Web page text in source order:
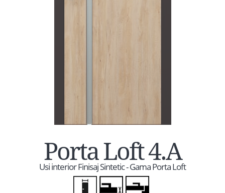
Porta Loft 4.A
Usi interior Finisaj Sintetic - Gama Porta Loft